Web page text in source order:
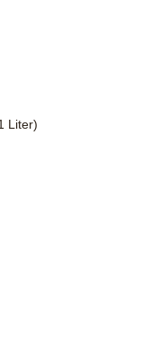
Liter)
ein oder benutze die